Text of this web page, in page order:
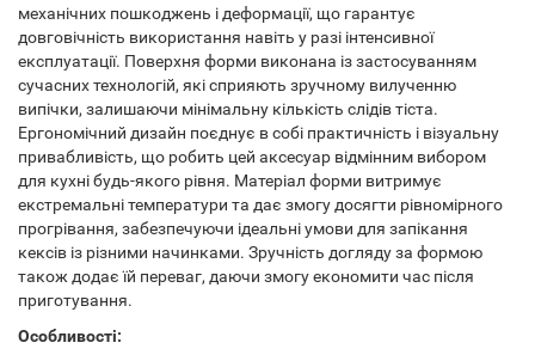
механічних пошкоджень і деформації, що гарантує
довговічність використання навіть у разі інтенсивної
експлуатації. Поверхня форми виконана із застосуванням
сучасних технологій, які сприяють зручному вилученню
випічки, залишаючи мінімальну кількість слідів тіста.
Ергономічний дизайн поєднує в собі практичність і візуальну
привабливість, що робить цей аксесуар відмінним вибором
для кухні будь-якого рівня. Матеріал форми витримує
екстремальні температури та дає змогу досягти рівномірного
прогрівання, забезпечуючи ідеальні умови для запікання
кексів із різними начинками. Зручність догляду за формою
також додає їй переваг, даючи змогу економити час після
приготування.
Особливості: